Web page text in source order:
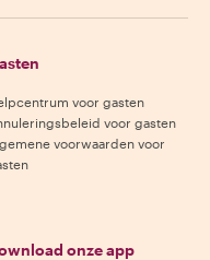
voor gasten
voor gasten
voorwaarden voor
onze app